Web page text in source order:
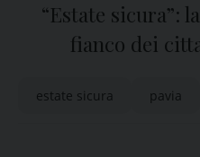
“Estate sicura”:
fianco dei
estate sicura pavia